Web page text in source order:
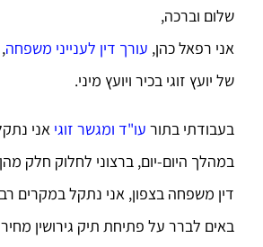
שלום וברכה,
אני רפאל כהן, עורך דין לענייני משפחה
של יועץ זוגי בכיר ויועץ מיני.
בעבודתי בתור עו"ד ומגשר זוגי אני
במהלך היום-יום, ברצוני לחלוק חלק
דין משפחה בצפון, אני נתקל במקרים
באים לברר על פתיחת תיק גירושין